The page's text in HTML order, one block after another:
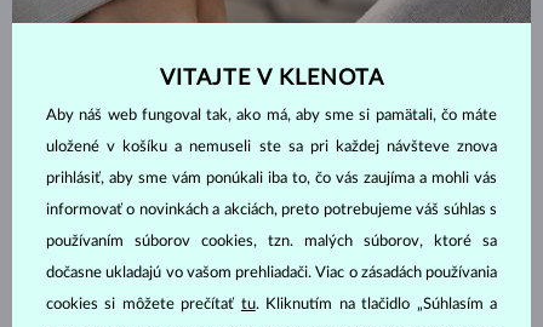
VITAJTE V KLENOTA
Aby náš web fungoval tak, ako má, aby sme si pamätali, čo máte
uložené v košíku a nemuseli ste sa pri každej návšteve znova
prihlásiť, aby sme vám ponúkali iba to, čo vás zaujíma a mohli vás
informovať o novinkách a akciách, preto potrebujeme váš súhlas s
používaním súborov cookies, tzn. malých súborov, ktoré sa
dočasne ukladajú vo vašom prehliadači. Viac o zásadách používania
cookies si môžete prečítať tu. Kliknutím na tlačidlo „Súhlasím a